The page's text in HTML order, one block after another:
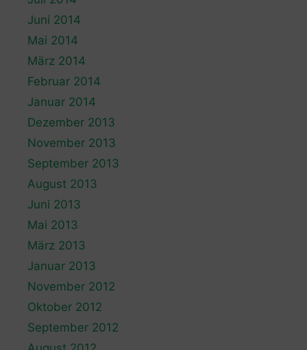
Juni 2014
Mai 2014
März 2014
Februar 2014
Januar 2014
Dezember 2013
November 2013
September 2013
August 2013
Juni 2013
Mai 2013
März 2013
Januar 2013
November 2012
Oktober 2012
September 2012